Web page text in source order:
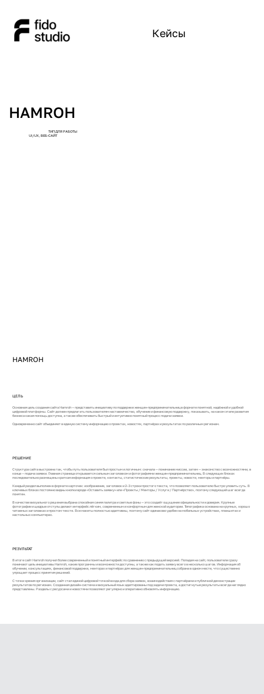
Кейсы
ТИП ДЛЯ РАБОТЫ
UI/UX, ВЕБ-САЙТ
HAMROH
HAMROH
ЦЕЛЬ
Основная цель создания сайта Hamroh — представить инициативу по поддержке женщин-предпринимательниц в формате понятной, надёжной и удобной
цифровой платформы. Сайт должен предлагать пользователям наставничество, обучение и финансовую поддержку, показывать, на каком этапе развития
бизнеса какая помощь доступна, а также обеспечивать быстрый и интуитивно понятный процесс подачи заявки.
Одновременно сайт объединяет в единую систему информацию о проектах, новостях, партнёрах и результатах по различным регионам.
РЕШЕНИЕ
Структура сайта выстроена так, чтобы путь пользователя был простым и логичным: сначала — понимание миссии, затем — знакомство с возможностями, в
конце — подача заявки. Главная страница открывается сильным заголовком и фотографиями женщин-предпринимательниц. В следующих блоках
последовательно размещены краткая информация о проекте, контакты, статистические результаты, проекты, новости, менторы и партнёры.
Каждый раздел выполнен в формате карточек: изображение, заголовок и 2–3 строки простого текста, что позволяет пользователю быстро уловить суть. В
ключевых блоках постоянно видны кнопки вроде «Оставить заявку» или «Проекты / Менторы / Услуги / Партнёрство», поэтому следующий шаг всегда
понятен.
В качестве визуального решения выбрана спокойная синяя палитра и светлые фоны — это создаёт ощущение официальности и доверия. Крупные
фотографии и щедрые отступы делают интерфейс лёгким, современным и комфортным для женской аудитории. Типографика основана на крупных, хорошо
читаемых заголовках и простом тексте. Все макеты полностью адаптивны, поэтому сайт одинаково удобен на мобильных устройствах, планшетах и
настольных компьютерах.
РЕЗУЛЬТАТ
В итоге сайт Hamroh получил более современный и понятный интерфейс по сравнению с предыдущей версией. Попадая на сайт, пользователи сразу
понимают цель инициативы Hamroh, какие программы и возможности доступны, а также как подать заявку всего в несколько шагов. Информация об
обучении, консультациях, финансовой поддержке, менторах и партнёрах для женщин-предпринимательниц собрана в одном месте, что существенно
упрощает процесс принятия решений.
С точки зрения организации, сайт стал единой цифровой точкой входа для сбора заявок, взаимодействия с партнёрами и публичной демонстрации
результатов по регионам. Созданная дизайн-система и визуальный язык адаптированы под задачи проекта, а достигнутые результаты всегда наглядно
представлены. Разделы с ресурсами и новостями позволяют регулярно и оперативно обновлять информацию.